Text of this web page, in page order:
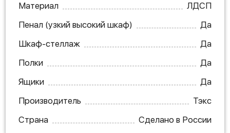
Материал
ЛДСП
Пенал (узкий высокий шкаф)
Да
Шкаф-стеллаж
Да
Полки
Да
Ящики
Да
Производитель
Тэкс
Страна
Сделано в России